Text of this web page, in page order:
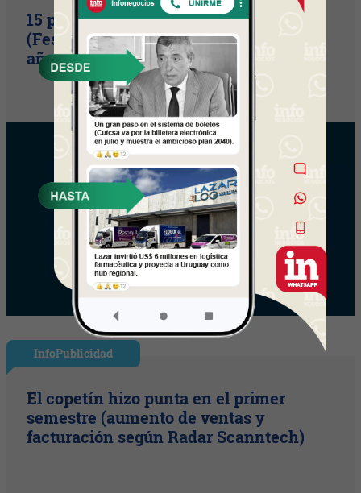
15 primaveras tienes que cumplir
(Festival Música de la Tierra celebra 15
años)
InfoPublicidad
El copetín hizo punta en el primer
semestre (aumento de ventas y
facturación según Radar Scanntech)